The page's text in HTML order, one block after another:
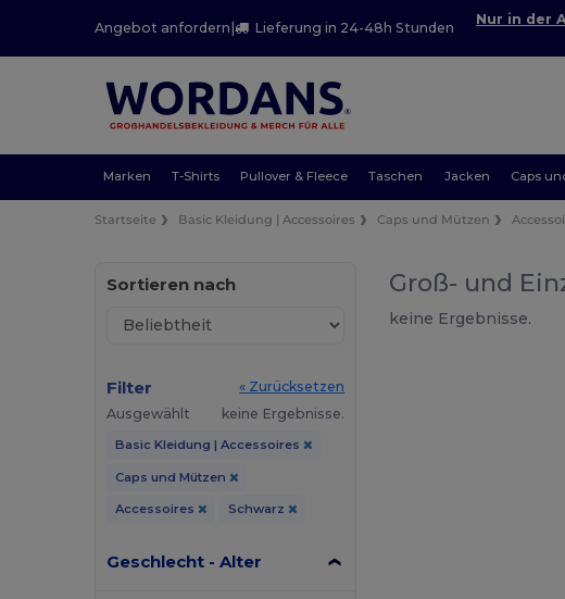
Angebot anfordern | Lieferung in 24-48h Stunden
Nur in der
Marken T-Shirts Pullover & Fleece Taschen Jacken Caps
Startseite Basic Kleidung | Accessoires Caps und Mützen
Sortieren nach
Filter
« Zurücksetzen
Ausgewählt
keine Ergebnisse.
Basic Kleidung | Accessoires
Caps und Mützen
Accessoires Schwarz
Geschlecht - Alter
Groß- und
keine Ergebnisse.